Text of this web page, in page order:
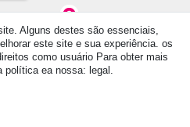
direitos reservados. - All rights
UK!
Alguns destes são essenciais,
este site e sua experiência. os
como usuário Para obter mais
política ea nossa: legal.